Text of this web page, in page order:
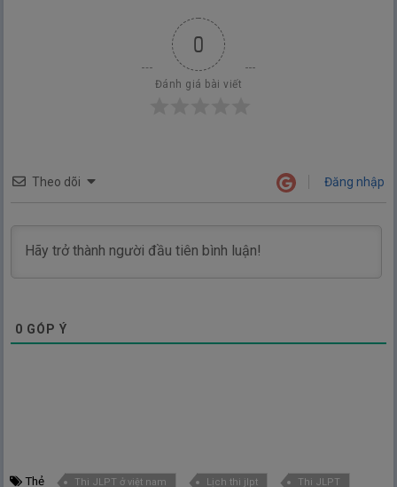
0
Đánh giá bài viết
Theo dõi Đăng nhập
0 GÓP Ý
Thẻ Thi JLPT ở việt nam Lịch thi jlpt Thi JLPT